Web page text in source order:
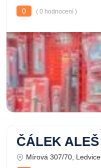
0
( 0 hodnocení )
ČÁLEK ALEŠ
Mírová 307/70, Ledvice